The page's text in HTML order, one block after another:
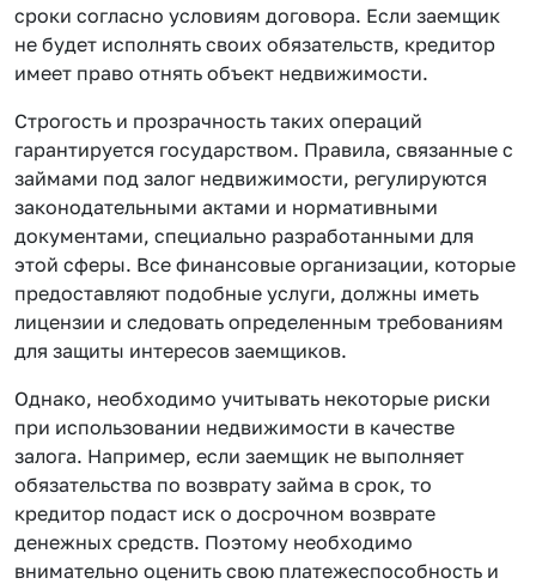
сроки согласно условиям договора. Если заемщик
не будет исполнять своих обязательств, кредитор
имеет право отнять объект недвижимости.
Строгость и прозрачность таких операций
гарантируется государством. Правила, связанные с
займами под залог недвижимости, регулируются
законодательными актами и нормативными
документами, специально разработанными для
этой сферы. Все финансовые организации, которые
предоставляют подобные услуги, должны иметь
лицензии и следовать определенным требованиям
для защиты интересов заемщиков.
Однако, необходимо учитывать некоторые риски
при использовании недвижимости в качестве
залога. Например, если заемщик не выполняет
обязательства по возврату займа в срок, то
кредитор подаст иск о досрочном возврате
денежных средств. Поэтому необходимо
внимательно оценить свою платежеспособность и